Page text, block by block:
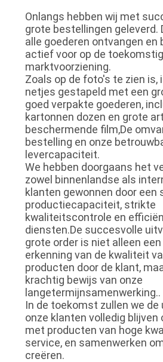
EEN
CITAAT
SITEMAP
PRIVACY
POLICY
Onlangs hebben wij met
grote bestellingen geleverd.
alle goederen ontvangen en
actief voor op de
marktvoorziening.
Zoals op de foto's te zien is,
netjes gestapeld met een
goed verpakte goederen,
kartonnen dozen en grote
beschermende film,De
bestelling en onze
levercapaciteit.
We hebben doorgaans het
zowel binnenlandse als
klanten gewonnen door een
productiecapaciteit, strikte
kwaliteitscontrole en
diensten.De succesvolle
grote order is niet alleen
erkenning van de kwaliteit
producten door de klant,
krachtig bewijs van onze
langetermijnsamenwerking..
In de toekomst zullen we de
onze klanten volledig blijven
met producten van hoge
service, en samenwerken
creëren.